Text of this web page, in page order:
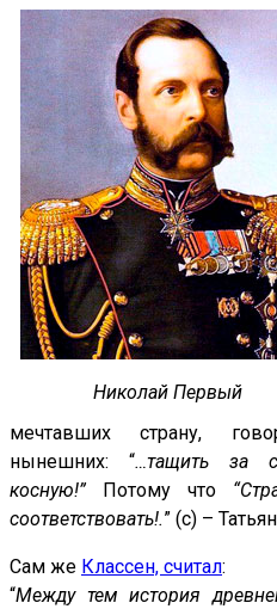
Николай Первый
мечтавших страну,
нынешних: “…тащить за
косную!”
Потому что
соответствовать!.” (с) –
Сам же Классен, считал:
“Между тем история